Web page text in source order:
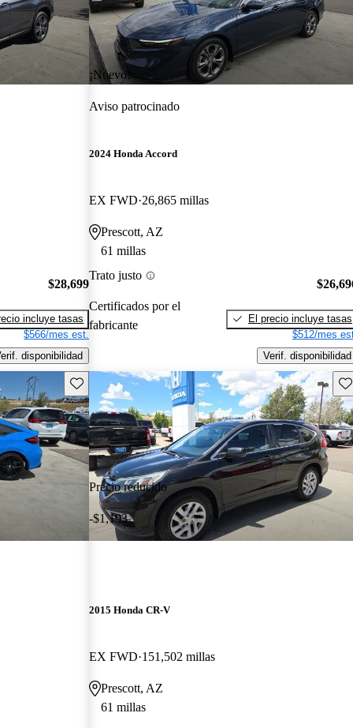
$28,699
incluye tasas
$566/mes est.
disponibilidad
¡Nuevo!
Aviso patrocinado
2024 Honda Accord
EX FWD 26,865 millas
Prescott, AZ
61 millas
Trato justo
Certificados por el
fabricante
El precio incluye tasas
$512/mes
Verif. disponibilidad
Guarda este Aviso
Precio reducido
-$1,193
2015 Honda CR-V
EX FWD 151,502 millas
Prescott, AZ
61 millas